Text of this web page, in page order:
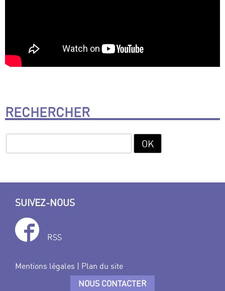
RECHERCHER
SUIVEZ-NOUS
RSS
Mentions légales | Plan du site
NOUS CONTACTER